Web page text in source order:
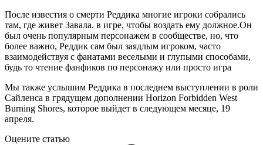
После известия о смерти Реддика многие игроки собрались
там, где живет Завала. в игре, чтобы воздать ему должное.Он
был очень популярным персонажем в сообществе, но, что
более важно, Реддик сам был заядлым игроком, часто
взаимодействуя с фанатами веселыми и глупыми способами,
будь то чтение фанфиков по персонажу или просто игра
Мы также услышим Реддика в последнем выступлении в роли
Сайленса в грядущем дополнении Horizon Forbidden West
Burning Shores, которое выйдет в следующем месяце, 19
апреля.
Оцените статью